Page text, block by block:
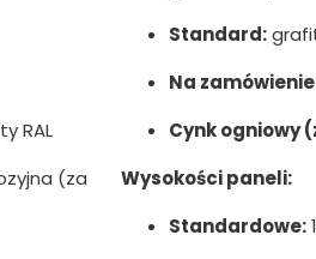
RAL
(za
Standard:
Na
Cynk ogniowy
Wysokości paneli:
Standardowe: